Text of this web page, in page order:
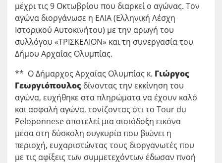
μέχρι τις 9 Οκτωβρίου που διαρκεί ο αγώνας. Τον
αγώνα διοργάνωσε η ΕΛΙΑ (Ελληνική Λέσχη
Ιστορικού Αυτοκινήτου) με την αρωγή του
συλλόγου «ΤΡΙΣΚΕΛΙΟΝ» και τη συνεργασία του
Δήμου Αρχαίας Ολυμπίας.
** Ο Δήμαρχος Αρχαίας Ολυμπίας κ. Γιώργος
Γεωργιόπουλος δίνοντας την εκκίνηση του
αγώνα, ευχήθηκε στα πληρώματα να έχουν καλό
και ασφαλή αγώνα, τονίζοντας ότι το Tour du
Peloponnese αποτελεί μια αισιόδοξη εικόνα
μέσα στη δύσκολη συγκυρία που βιώνει η
περιοχή, ευχαριστώντας τους διοργανωτές που
με τις αφίξεις των συμμετεχόντων έδωσαν πνοή